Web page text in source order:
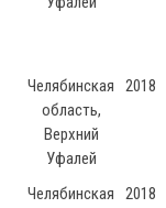
Челябинская
область,
Верхний
Уфалей
2018
Челябинская
2018